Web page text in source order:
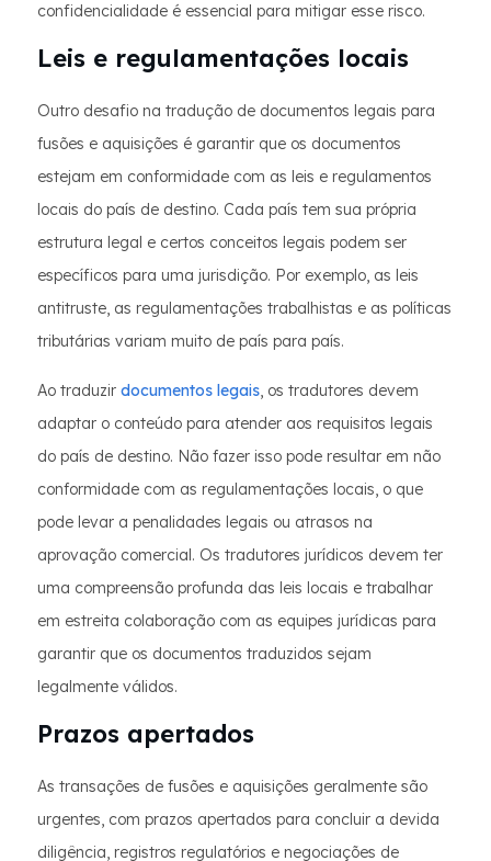
confidencialidade é essencial para mitigar esse risco.
Leis e regulamentações locais
Outro desafio na tradução de documentos legais para
fusões e aquisições é garantir que os documentos
estejam em conformidade com as leis e regulamentos
locais do país de destino. Cada país tem sua própria
estrutura legal e certos conceitos legais podem ser
específicos para uma jurisdição. Por exemplo, as leis
antitruste, as regulamentações trabalhistas e as políticas
tributárias variam muito de país para país.
Ao traduzir documentos legais, os tradutores devem
adaptar o conteúdo para atender aos requisitos legais
do país de destino. Não fazer isso pode resultar em não
conformidade com as regulamentações locais, o que
pode levar a penalidades legais ou atrasos na
aprovação comercial. Os tradutores jurídicos devem ter
uma compreensão profunda das leis locais e trabalhar
em estreita colaboração com as equipes jurídicas para
garantir que os documentos traduzidos sejam
legalmente válidos.
Prazos apertados
As transações de fusões e aquisições geralmente são
urgentes, com prazos apertados para concluir a devida
diligência, registros regulatórios e negociações de